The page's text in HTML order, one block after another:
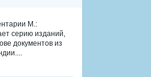
М.:
серию изданий,
документов из